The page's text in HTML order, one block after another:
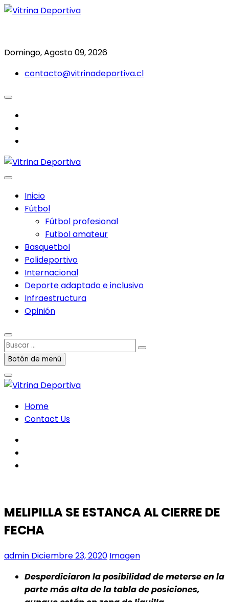
Saltar
Domingo, Agosto 09, 2026
contacto@vitrinadeportiva.cl
Inicio
Fútbol
Fútbol profesional
Futbol amateur
Basquetbol
Polideportivo
Internacional
Deporte adaptado e inclusivo
Infraestructura
Opinión
Buscar
…Botón de menú
Home
Contact Us
MELIPILLA SE ESTANCA AL CIERRE DE
FECHA
admin Diciembre 23, 2020 Imagen
Desperdiciaron la posibilidad de meterse en la
parte más alta de la tabla de posiciones,